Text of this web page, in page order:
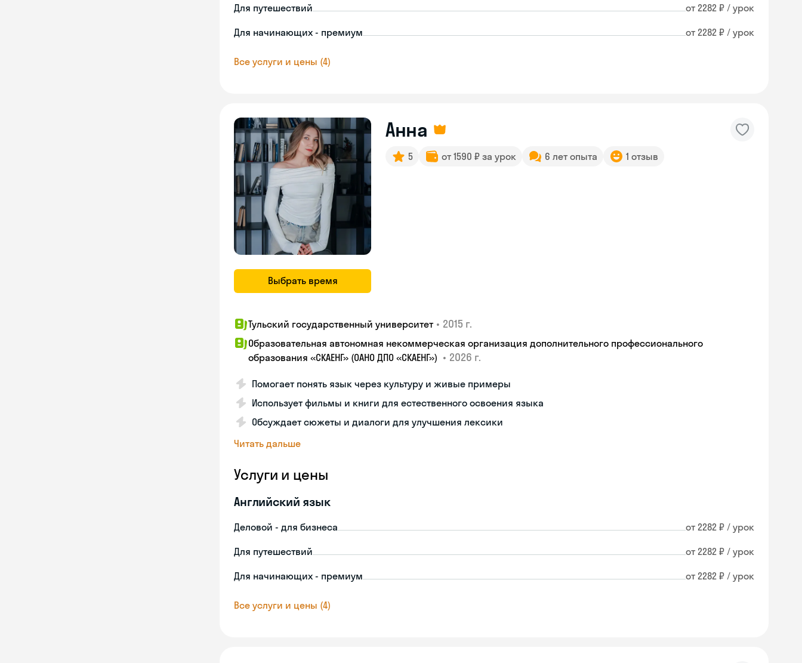
Для путешествий от 2282 ₽ / урок
Для начинающих - премиум от 2282 ₽ / урок
Все услуги и цены (4)
Выбрать время
Анна
5 от 1590 ₽ за урок 6 лет опыта 1 отзыв
Тульский государственный университет • 2015 г.
Образовательная автономная некоммерческая организация дополнительного профессионального
образования «СКАЕНГ» (ОАНО ДПО «СКАЕНГ») • 2026 г.
Помогает понять язык через культуру и живые примеры
Использует фильмы и книги для естественного освоения языка
Обсуждает сюжеты и диалоги для улучшения лексики
Читать дальше
Услуги и цены
Английский язык
Деловой - для бизнеса от 2282 ₽ / урок
Для путешествий от 2282 ₽ / урок
Для начинающих - премиум от 2282 ₽ / урок
Все услуги и цены (4)